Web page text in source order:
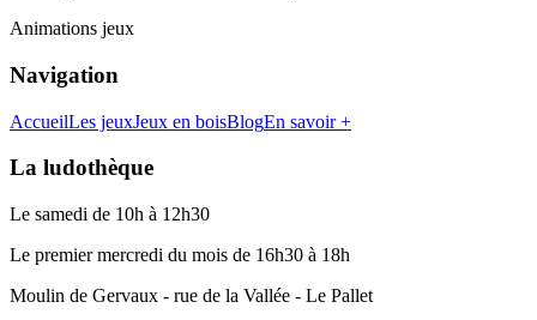
Animations jeux
Navigation
AccueilLes jeuxJeux en boisBlogEn savoir +
La ludothèque
Le samedi de 10h à 12h30
Le premier mercredi du mois de 16h30 à 18h
Moulin de Gervaux - rue de la Vallée - Le Pallet